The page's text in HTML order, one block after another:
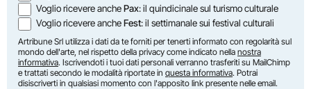
Voglio ricevere anchePax: il quindicinale sul turismo culturale
Voglio ricevere ancheFest: il settimanale sui festival culturali
Artribune Srl utilizza i dati da te forniti per tenerti informato con regolarità sul
mondo dell'arte, nel rispetto della privacy come indicato nella nostra
informativa. Iscrivendoti i tuoi dati personali verranno trasferiti su MailChimp
e trattati secondo le modalità riportate in questa informativa. Potrai
disiscriverti in qualsiasi momento con l'apposito link presente nelle email.